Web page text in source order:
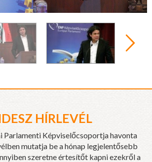
HÍRLEVÉL
Parlamenti Képviselőcsoportja havonta
mutatja be a hónap legjelentősebb
szeretne értesítőt kapni ezekről a